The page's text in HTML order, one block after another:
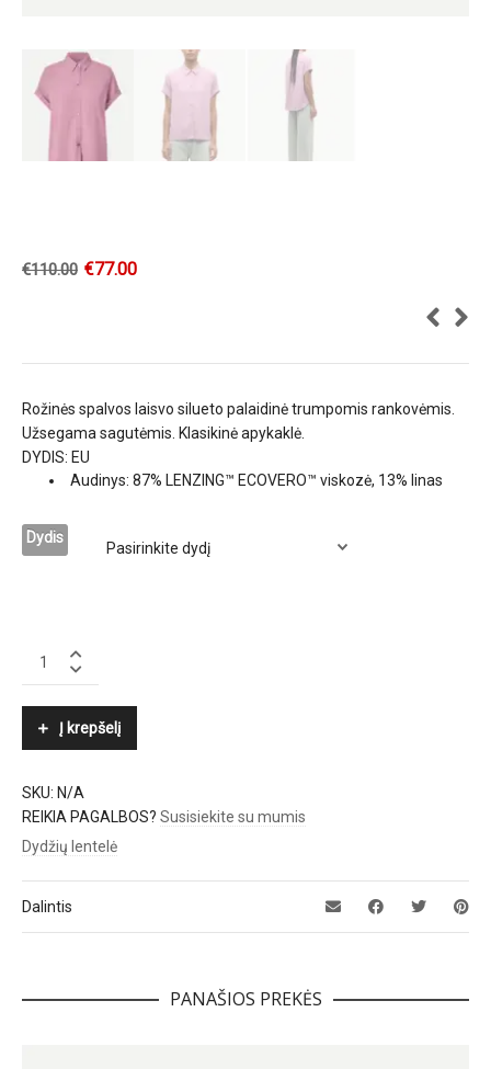
€110.00 €77.00
Rožinės spalvos laisvo silueto palaidinė trumpomis rankovėmis.
Užsegama sagutėmis. Klasikinė apykaklė.
DYDIS: EU
Audinys: 87% LENZING™ ECOVERO™ viskozė, 13% linas
Dydis
SAMSØE
Į krepšelį
SKU: N/A
REIKIA PAGALBOS? Susisiekite su mumis
Dydžių lentelė
Dalintis
PANAŠIOS PREKĖS